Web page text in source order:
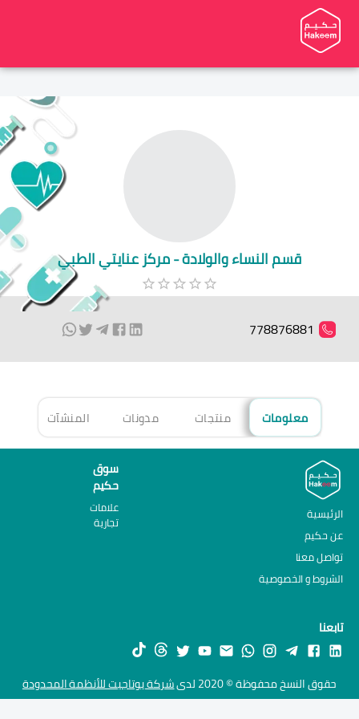
قسم النساء والولادة - مركز عنايتي الطبي
778876881
معلومات منتجات مدونات المنشآت
الرئيسية
عن حكيم
تواصل معنا
الشروط و الخصوصية
سوق
حكيم
علامات
تجارية
تابعنا
حقوق النسخ محفوظة © 2020 لدى شركة يوتاجيت للأنظمة المحدودة